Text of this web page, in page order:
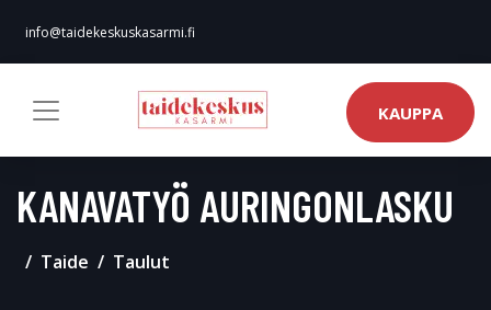
info@taidekeskuskasarmi.fi
KAUPPA
KANAVATYÖ AURINGONLASKU
Taide Taulut